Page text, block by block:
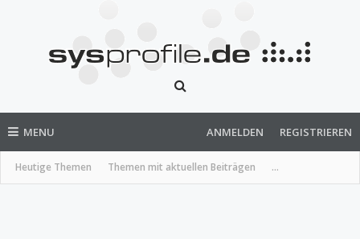
MENU
Heutige Themen Themen mit aktuellen Beiträgen ...
ANMELDEN REGISTRIEREN